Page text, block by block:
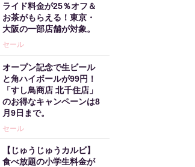
ライド料金が25％オフ＆
お茶がもらえる！東京・
大阪の一部店舗が対象。
セール
オープン記念で生ビール
と角ハイボールが99円！
「すし鳥商店 北千住店」
のお得なキャンペーンは8
月9日まで。
セール
【じゅうじゅうカルビ】
食べ放題の小学生料金が